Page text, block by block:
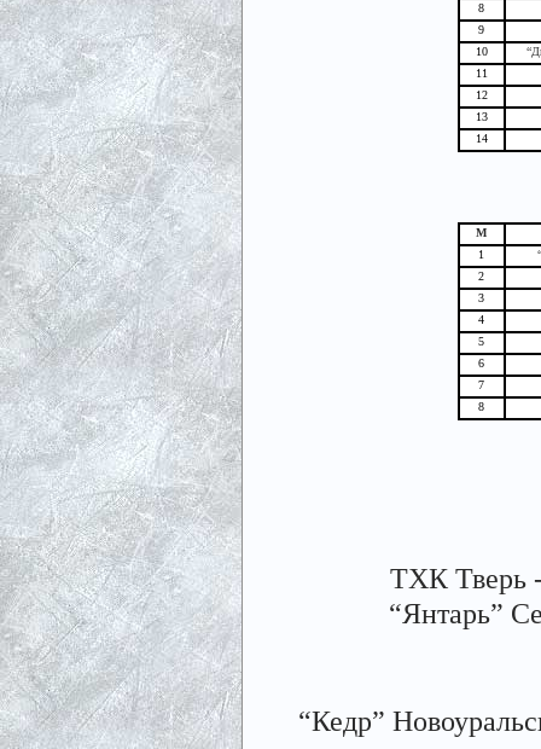
8
9
10
11
12
13
14
М
1
2
3
4
5
6
7
8
ТХК Тверь
“Янтарь”
“Кедр”